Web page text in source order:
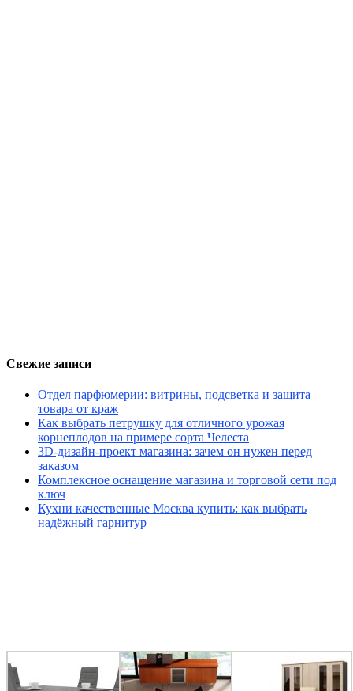
Свежие записи
Отдел парфюмерии: витрины, подсветка и защита
товара от краж
Как выбрать петрушку для отличного урожая
корнеплодов на примере сорта Челеста
3D-дизайн-проект магазина: зачем он нужен перед
заказом
Комплексное оснащение магазина и торговой сети под
ключ
Кухни качественные Москва купить: как выбрать
надёжный гарнитур